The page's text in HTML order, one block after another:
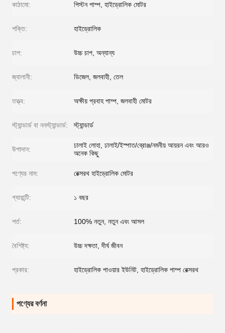
কাঠামো: পিস্টন পাম্প, হাইড্রোলিক মোটর
শক্তি: হাইড্রোলিক
চাপ: উচ্চ চাপ, অন্যান্য
জ্বালানী: ডিজেল, জলবাহী, তেল
তত্ত্ব: অক্ষীয় প্রবাহ পাম্প, জলবাহী মোটর
স্ট্যান্ডার্ড বা ননস্ট্যান্ডার্ড: স্ট্যান্ডার্ড
উপাদান:
ঢালাই লোহা, ঢালাই/ইস্পাত/ব্রোঞ্জ/নমনীয় আয়রন এবং আরও
অনেক কিছু
পণ্যের নাম: রেক্সরথ হাইড্রোলিক মোটর
গ্যারান্টি: ১ বছর
শর্ত: 100% নতুন, নতুন এবং আসল
বৈশিষ্ট্য: উচ্চ দক্ষতা, দীর্ঘ জীবন
প্রকার: হাইড্রোলিক পাওয়ার ইউনিট, হাইড্রোলিক পাম্প রেক্সরথ
পণ্যের বর্ণনা